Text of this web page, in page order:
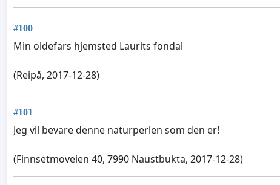
#100
Min oldefars hjemsted Laurits fondal
(Reipå, 2017-12-28)
#101
Jeg vil bevare denne naturperlen som den er!
(Finnsetmoveien 40, 7990 Naustbukta, 2017-12-28)